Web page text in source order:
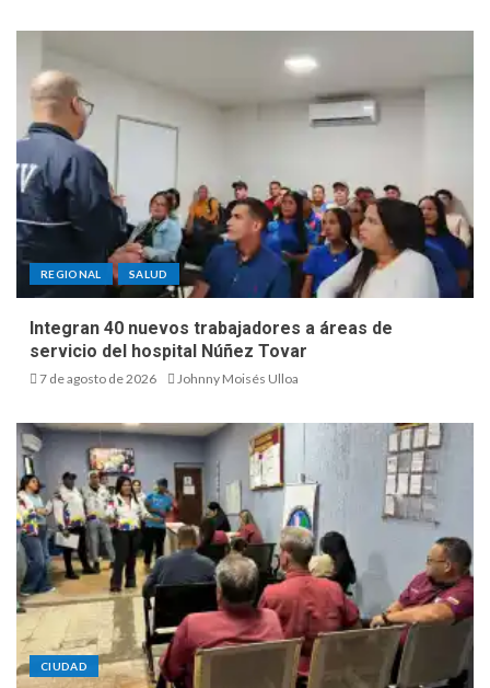
REGIONAL SALUD
Integran 40 nuevos trabajadores a áreas de
servicio del hospital Núñez Tovar
7 de agosto de 2026 Johnny Moisés Ulloa
CIUDAD